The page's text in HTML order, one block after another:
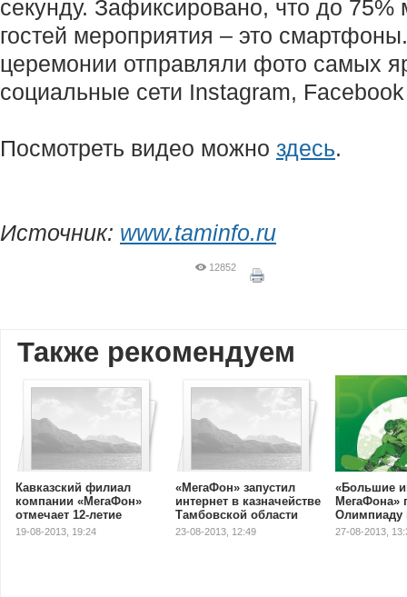
секунду. Зафиксировано, что до 75%
гостей мероприятия – это
церемонии отправляли фото самых
социальные сети Instagram,
Посмотреть видео можно здесь.
Источник: www.taminfo.ru
12852
Также рекомендуем
Кавказский филиал
компании «МегаФон»
отмечает 12-летие
19-08-2013, 19:24
«МегаФон» запустил
интернет в казначействе
Тамбовской области
23-08-2013, 12:49
«Большие
МегаФона»
Олимпиаду
27-08-2013,